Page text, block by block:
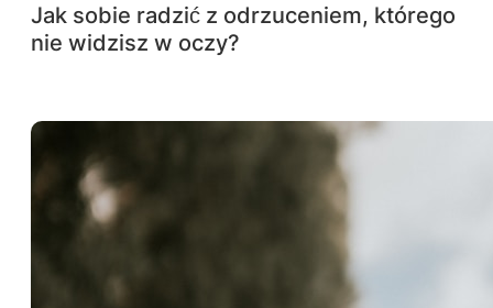
Jak sobie radzić z odrzuceniem, którego
nie widzisz w oczy?